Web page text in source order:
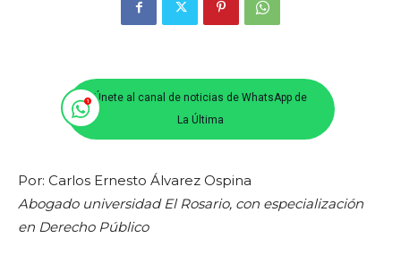
Únete al canal de noticias de WhatsApp de
La Última
Por: Carlos Ernesto Álvarez Ospina
Abogado universidad El Rosario, con especialización
en Derecho Público